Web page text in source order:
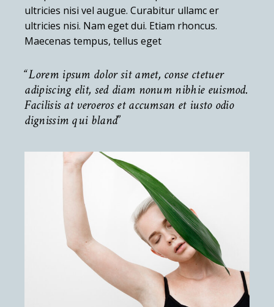
ultricies nisi vel augue. Curabitur ullamc er
ultricies nisi. Nam eget dui. Etiam rhoncus.
Maecenas tempus, tellus eget
Lorem ipsum dolor sit amet, conse ctetuer
adipiscing elit, sed diam nonum nibhie euismod.
Facilisis at veroeros et accumsan et iusto odio
dignissim qui bland